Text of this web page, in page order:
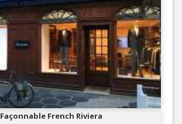
Façonnable French Riviera